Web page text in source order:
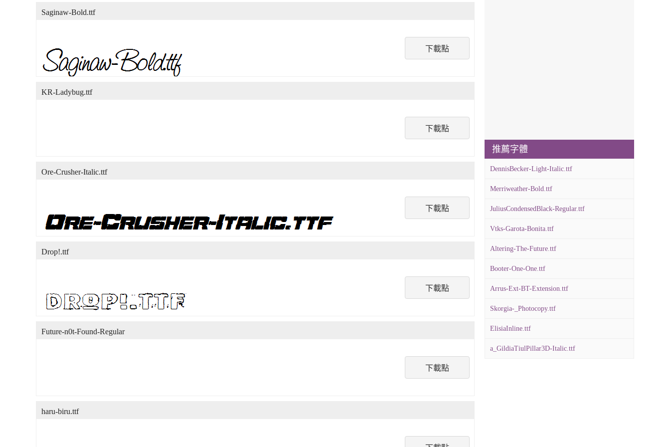
下載點
Saginaw-Bold.ttf
下載點
KR-Ladybug.ttf
下載點
Ore-Crusher-Italic.ttf
下載點
Drop!.ttf
下載點
Future-n0t-Found-Regular
haru-biru.ttf
推薦字體
DennisBecker-Light-Italic.ttf
Merriweather-Bold.ttf
JuliusCondensedBlack-Regular.ttf
Vtks-Garota-Bonita.ttf
Altering-The-Future.ttf
Booter-One-One.ttf
Arrus-Ext-BT-Extension.ttf
Skorgia-_Photocopy.ttf
ElisiaInline.ttf
a_GildiaTiulPillar3D-Italic.ttf